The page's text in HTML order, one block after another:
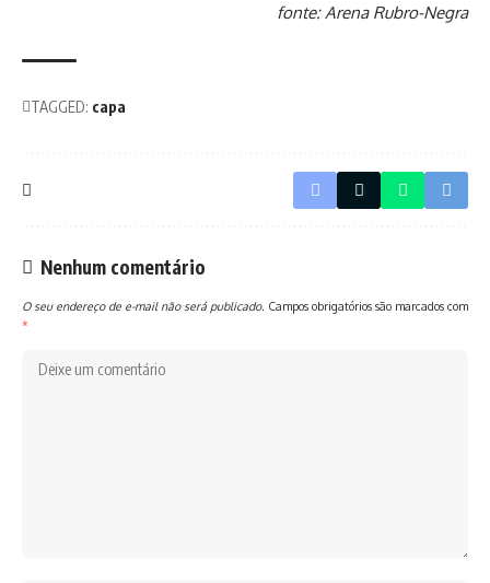
fonte: Arena Rubro-Negra
TAGGED: capa
Nenhum comentário
O seu endereço de e-mail não será publicado. Campos obrigatórios são marcados com
*